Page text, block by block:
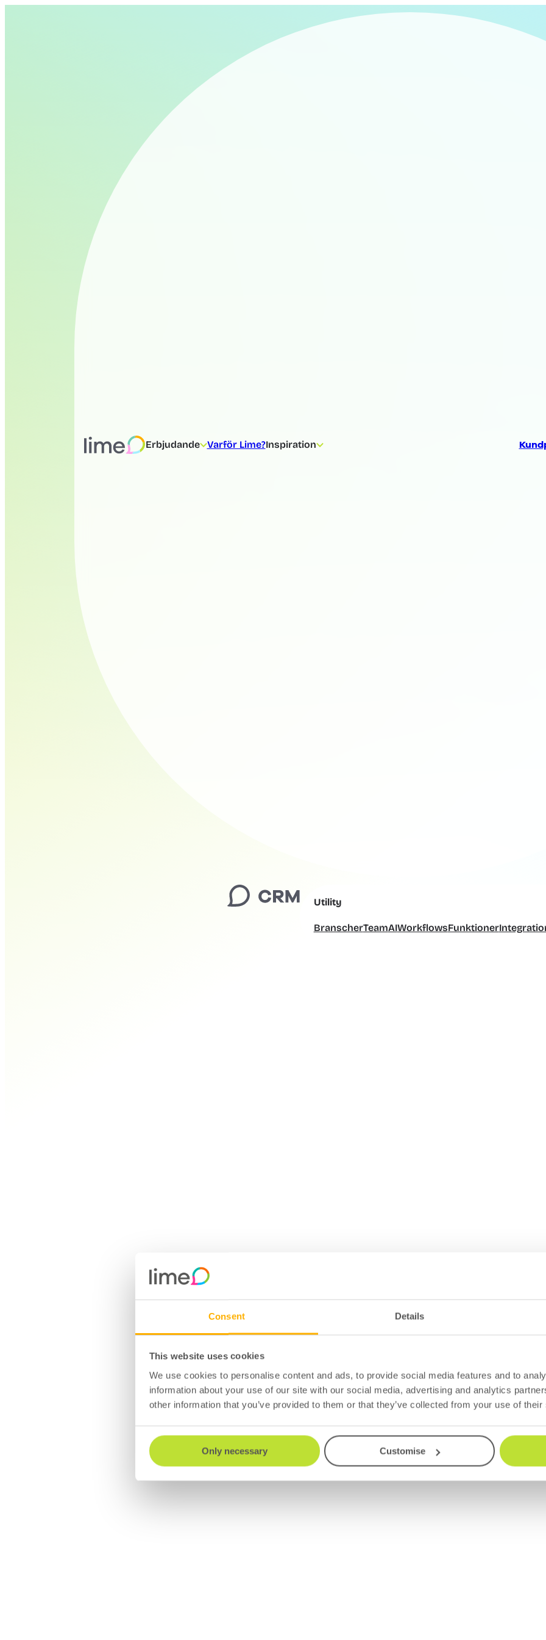
Consent Details
This website uses cookies
We use cookies to personalise content and ads, to provide social media features and to
information about your use of our site with our social media, advertising and analytics
other information that you’ve provided to them or that they’ve collected from your use of
Only necessary Customise
Erbjudande Varför Lime?Inspiration
Utility
BranscherTeamAIWorkflowsFunktioner